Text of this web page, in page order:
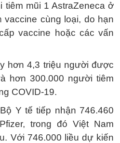
tiêm mũi 1 AstraZeneca ở
cùng loại, do hạn
vaccine hoặc các vấn
hơn 4,3 triệu người được
hơn 300.000 người tiêm
COVID-19.
Y tế tiếp nhận 746.460
trong đó Việt Nam
Với 746.000 liều dự kiến